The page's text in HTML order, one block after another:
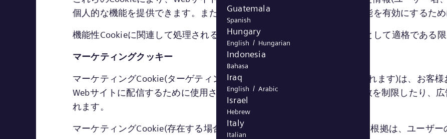
個人的な機能を提供できます。また、ビデオの再生など、要求された機能を有効にするため
機能性Cookieに関連して処理される情報が、特定のケースで個人データとして適格である
マーケティングクッキー
マーケティングCookie(ターゲティングCookieまたは広告Cookieとも呼ばれます)は、お客
Webサイトに配信するために使用されます。また、広告が表示される回数を制限したり、
れます。
マーケティングCookie(存在する場合)に関連する個人データの処理の法的根拠は、ユーザー
Guatemala
Spanish
Hungary
English / Hungarian
Indonesia
Bahasa
Iraq
English / Arabic
Israel
Hebrew
Italy
Italian